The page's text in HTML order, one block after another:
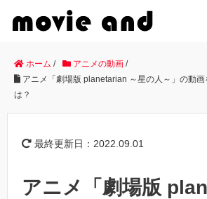
ホーム / アニメの動画 /
アニメ「劇場版 planetarian ～星の人～」の動
は？
最終更新日：2022.09.01
アニメ「劇場版